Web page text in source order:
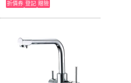
折價券 登記 贈險